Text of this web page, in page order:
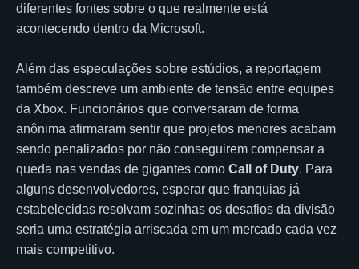
diferentes fontes sobre o que realmente está
acontecendo dentro da Microsoft.
Além das especulações sobre estúdios, a reportagem
também descreve um ambiente de tensão entre equipes
da Xbox. Funcionários que conversaram de forma
anônima afirmaram sentir que projetos menores acabam
sendo penalizados por não conseguirem compensar a
queda nas vendas de gigantes como Call of Duty. Para
alguns desenvolvedores, esperar que franquias já
estabelecidas resolvam sozinhas os desafios da divisão
seria uma estratégia arriscada em um mercado cada vez
mais competitivo.